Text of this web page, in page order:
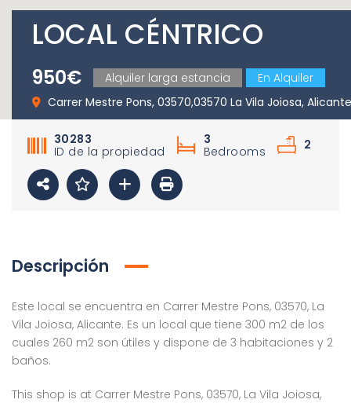
LOCAL CÉNTRICO
950€ Alquiler larga estancia
En Alquiler
Carrer Mestre Pons, 03570,03570 La Vila Joiosa,
30283
ID de la propiedad
3
Bedrooms
2
Descripción
Este local se encuentra en Carrer Mestre Pons, 03570, La
Vila Joiosa, Alicante. Es un local que tiene 300 m2 de los
cuales 260 m2 son útiles y dispone de 3 habitaciones y 2
baños.
This shop is at Carrer Mestre Pons, 03570, La Vila Joiosa,